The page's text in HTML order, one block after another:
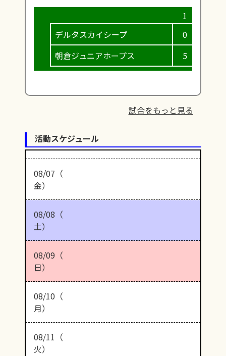
デルタスカイシープ
朝倉ジュニアホープス
0
5
試合をもっと見る
活動スケジュール
08/07（
金）
08/08（
土）
08/09（
日）
08/10（
月）
08/11（
火）